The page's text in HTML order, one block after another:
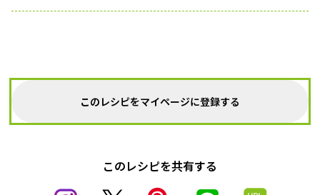
このレシピをマイページに登録する
このレシピを共有する